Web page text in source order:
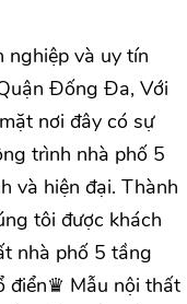
và uy tín
Đống Đa, Với
nơi đây có sự
trình nhà phố 5
và hiện đại. Thành
tôi được khách
nhà phố 5 tầng
điển♛ Mẫu nội thất